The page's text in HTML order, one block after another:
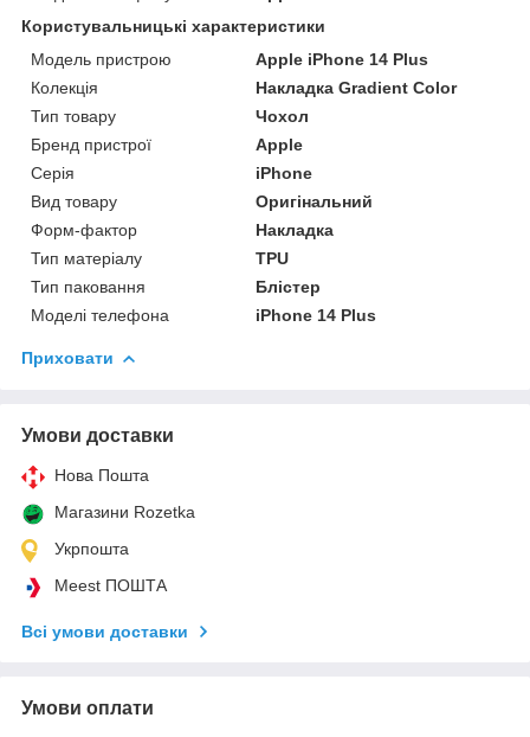
Користувальницькі характеристики
Модель пристрою
Apple iPhone 14 Plus
Колекція
Накладка Gradient Color
Тип товару
Чохол
Бренд пристрої
Apple
Серія
iPhone
Вид товару
Оригінальний
Форм-фактор
Накладка
Тип матеріалу
TPU
Тип паковання
Блістер
Моделі телефона
iPhone 14 Plus
Приховати
Умови доставки
Нова Пошта
Магазини Rozetka
Укрпошта
Meest ПОШТА
Всі умови доставки
Умови оплати